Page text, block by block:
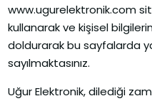
www.ugurelektronik.com
kullanarak ve kişisel
doldurarak bu sayfalarda
sayılmaktasınız.
Uğur Elektronik, dilediği